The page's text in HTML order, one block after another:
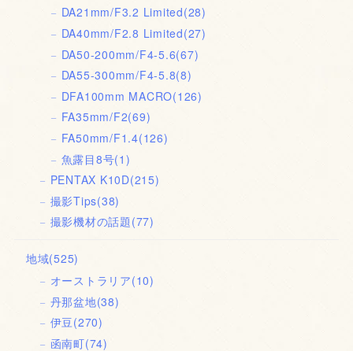
DA21mm/F3.2 Limited(28)
DA40mm/F2.8 Limited(27)
DA50-200mm/F4-5.6(67)
DA55-300mm/F4-5.8(8)
DFA100mm MACRO(126)
FA35mm/F2(69)
FA50mm/F1.4(126)
魚露目8号(1)
PENTAX K10D(215)
撮影Tips(38)
撮影機材の話題(77)
地域(525)
オーストラリア(10)
丹那盆地(38)
伊豆(270)
函南町(74)